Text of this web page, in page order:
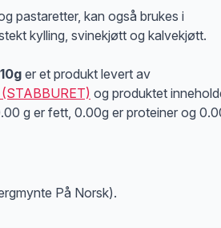
pastaretter, kan også brukes i
kylling, svinekjøtt og kalvekjøtt.
er et produkt levert av
og produktet
g er fett, 0.00g er proteiner og
På Norsk).